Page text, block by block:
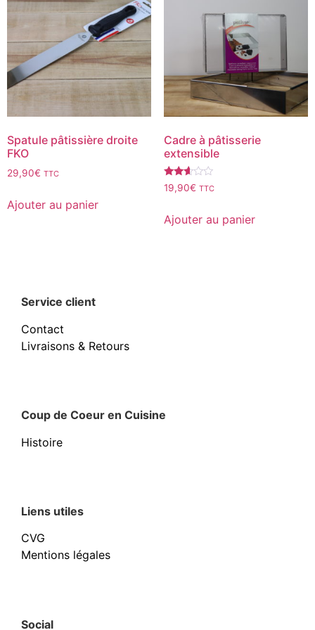
Spatule pâtissière droite
FKO
29,90€ TTC
Ajouter au panier
Cadre à pâtisserie
extensible
Note
2.50
19,90€ TTC
Ajouter au panier
Service client
Contact
Livraisons & Retours
Coup de Coeur en Cuisine
Histoire
Liens utiles
CVG
Mentions légales
Social